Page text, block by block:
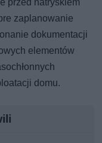
przed natryskiem
zaplanowanie
dokumentacji
elementów
domu.